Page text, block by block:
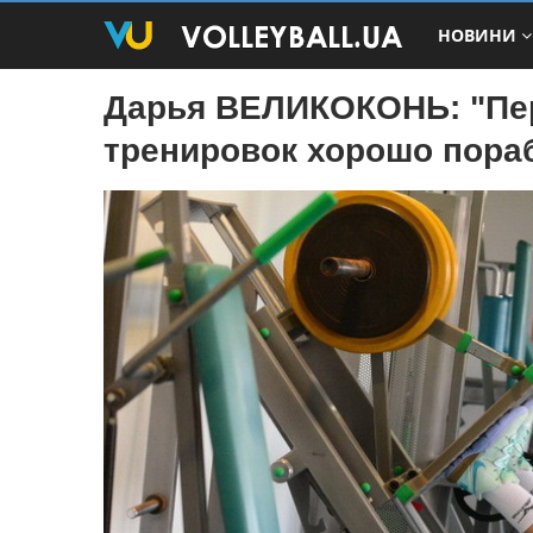
НОВИНИ
Дарья ВЕЛИКОКОНЬ:
тренировок хорошо